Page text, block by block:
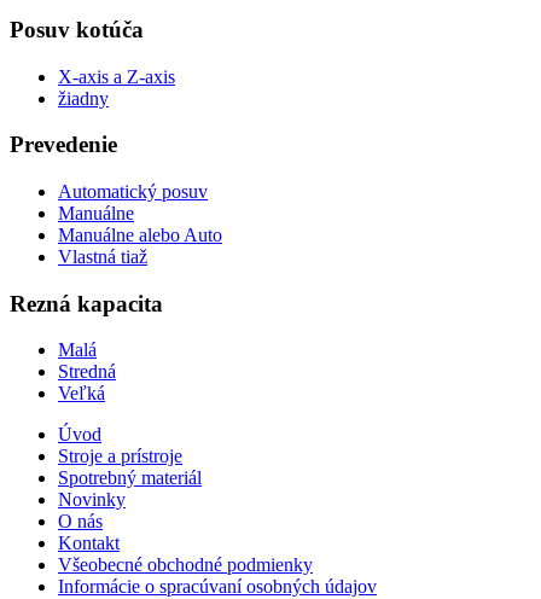
Posuv kotúča
X-axis a Z-axis
žiadny
Prevedenie
Automatický posuv
Manuálne
Manuálne alebo Auto
Vlastná tiaž
Rezná kapacita
Malá
Stredná
Veľká
Úvod
Stroje a prístroje
Spotrebný materiál
Novinky
O nás
Kontakt
Všeobecné obchodné podmienky
Informácie o spracúvaní osobných údajov